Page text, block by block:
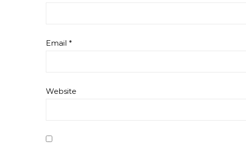
Email *
Website